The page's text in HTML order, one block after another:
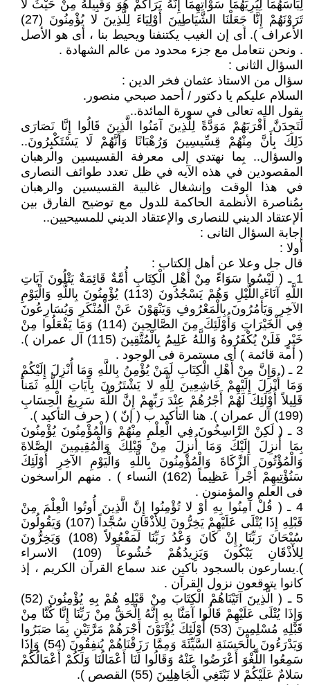
لِبَاسَهُمَا لِيُرِيَهُمَا سَوْآتِهِمَا إِنَّهُ يَرَاكُمْ هُوَ وَقَبِيلُهُ مِنْ حَيْثُ لا
تَرَوْنَهُمْ إِنَّا جَعَلْنَا الشَّيَاطِينَ أَوْلِيَاءَ لِلَّذِينَ لا يُؤْمِنُونَ (27)
الأعراف ). أى إن الغيب يكتنفنا ويحيط بنا ، أى هو الأصل
. ونحن نتعامل مع جزء محدود من عالم الشهادة .
السؤال الثانى :
سؤال من الاستاذ عثمان فخر الدين :
السلام عليكم يا دكتور / أحمد صبحي منصور.
يقول الله تعالى في سورة المائدة..
لَتَجِدَنَّ أَقْرَبَهُمْ مَوَدَّةً لِلَّذِينَ آمَنُوا الَّذِينَ قَالُوا إِنَّا نَصَارَى
ذَلِكَ بِأَنَّ مِنْهُمْ قِسِّيسِينَ وَرُهْبَانًا وَأَنَّهُمْ لَا يَسْتَكْبِرُونَ..
والسؤال.. بِما نهتدي إلى معرفة القسيسين والرهبان
المقصودين في هذه الآيه في ظل تعدد طوائف النصارى
في هذا الوقت وإنشغال غالبية القسيسين والرهبان
بِمُناصرة الأنظمة الحاكمة للدول مع توضيح الفارق بين
الإعتقاد الديني للنصارى والإعتقاد الديني للمسيحيين..
إجابة السؤال الثانى :
أولا :
قال جل وعلا عن أهل الكتاب :
1 ـ ( لَيْسُوا سَوَاءً مِنْ أَهْلِ الْكِتَابِ أُمَّةٌ قَائِمَةٌ يَتْلُونَ آيَاتِ
اللَّهِ آنَاءَ اللَّيْلِ وَهُمْ يَسْجُدُونَ (113) يُؤْمِنُونَ بِاللَّهِ وَالْيَوْمِ
الآخِرِ وَيَأْمُرُونَ بِالْمَعْرُوفِ وَيَنْهَوْنَ عَنْ الْمُنْكَرِ وَيُسَارِعُونَ
فِي الْخَيْرَاتِ وَأُوْلَئِكَ مِنَ الصَّالِحِينَ (114) وَمَا يَفْعَلُوا مِنْ
خَيْرٍ فَلَنْ يُكْفَرُوهُ وَاللَّهُ عَلِيمٌ بِالْمُتَّقِينَ (115) آل عمران ).
( أمة قائمة ) أى مستمرة فى الوجود .
2 ـ ( وَإِنَّ مِنْ أَهْلِ الْكِتَابِ لَمَنْ يُؤْمِنُ بِاللَّهِ وَمَا أُنْزِلَ إِلَيْكُمْ
وَمَا أُنْزِلَ إِلَيْهِمْ خَاشِعِينَ لِلَّهِ لا يَشْتَرُونَ بِآيَاتِ اللَّهِ ثَمَناً
قَلِيلاً أُوْلَئِكَ لَهُمْ أَجْرُهُمْ عِنْدَ رَبِّهِمْ إِنَّ اللَّهَ سَرِيعُ الْحِسَابِ
(199) آل عمران ). هنا التأكيد ب ( إنّ ) ( حرف التأكيد ).
3 ـ ( لَكِنْ الرَّاسِخُونَ فِي الْعِلْمِ مِنْهُمْ وَالْمُؤْمِنُونَ يُؤْمِنُونَ
بِمَا أُنزِلَ إِلَيْكَ وَمَا أُنزِلَ مِنْ قَبْلِكَ وَالْمُقِيمِينَ الصَّلاةَ
وَالْمُؤْتُونَ الزَّكَاةَ وَالْمُؤْمِنُونَ بِاللَّهِ وَالْيَوْمِ الآخِرِ أُوْلَئِكَ
سَنُؤْتِيهِمْ أَجْراً عَظِيماً (162) النساء ) . منهم الراسخون
فى العلم والمؤمنون .
4 ـ ( قُلْ آمِنُوا بِهِ أَوْ لا تُؤْمِنُوا إِنَّ الَّذِينَ أُوتُوا الْعِلْمَ مِنْ
قَبْلِهِ إِذَا يُتْلَى عَلَيْهِمْ يَخِرُّونَ لِلأَذْقَانِ سُجَّداً (107) وَيَقُولُونَ
سُبْحَانَ رَبِّنَا إِنْ كَانَ وَعْدُ رَبِّنَا لَمَفْعُولاً (108) وَيَخِرُّونَ
لِلأَذْقَانِ يَبْكُونَ وَيَزِيدُهُمْ خُشُوعاً (109) الاسراء
).يسارعون بالسجود باكين عند سماع القرآن الكريم ، إذ
كانوا يتوقعون نزول القرآن .
5 ـ ( الَّذِينَ آتَيْنَاهُمْ الْكِتَابَ مِنْ قَبْلِهِ هُمْ بِهِ يُؤْمِنُونَ (52)
وَإِذَا يُتْلَى عَلَيْهِمْ قَالُوا آمَنَّا بِهِ إِنَّهُ الْحَقُّ مِنْ رَبِّنَا إِنَّا كُنَّا مِنْ
قَبْلِهِ مُسْلِمِينَ (53) أُوْلَئِكَ يُؤْتَوْنَ أَجْرَهُمْ مَرَّتَيْنِ بِمَا صَبَرُوا
وَيَدْرَءُونَ بِالْحَسَنَةِ السَّيِّئَةَ وَمِمَّا رَزَقْنَاهُمْ يُنفِقُونَ (54) وَإِذَا
سَمِعُوا اللَّغْوَ أَعْرَضُوا عَنْهُ وَقَالُوا لَنَا أَعْمَالُنَا وَلَكُمْ أَعْمَالُكُمْ
سَلامٌ عَلَيْكُمْ لا نَبْتَغِي الْجَاهِلِينَ (55) القصص ).